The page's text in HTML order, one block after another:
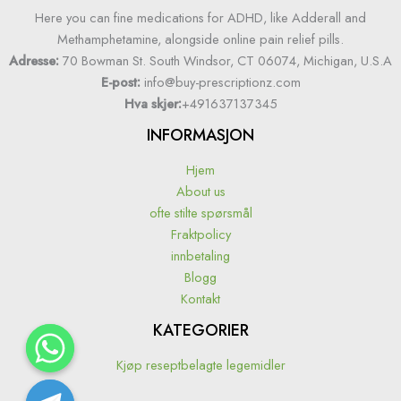
Here you can fine medications for ADHD, like Adderall and
Methamphetamine, alongside online pain relief pills.
Adresse: 70 Bowman St. South Windsor, CT 06074, Michigan, U.S.A
E-post: info@buy-prescriptionz.com
Hva skjer:+491637137345
INFORMASJON
Hjem
About us
ofte stilte spørsmål
Fraktpolicy
innbetaling
Blogg
Kontakt
KATEGORIER
Kjøp reseptbelagte legemidler